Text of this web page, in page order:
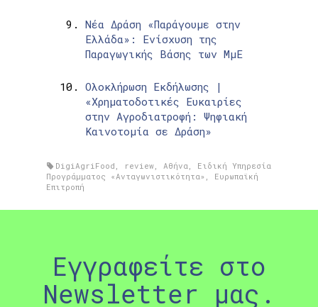
Νέα Δράση «Παράγουμε στην
Ελλάδα»: Ενίσχυση της
Παραγωγικής Βάσης των ΜμΕ
Ολοκλήρωση Εκδήλωσης |
«Χρηματοδοτικές Ευκαιρίες
στην Αγροδιατροφή: Ψηφιακή
Καινοτομία σε Δράση»
DigiAgriFood , review,Αθήνα, Ειδική Υπηρεσία
Προγράμματος «Ανταγωνιστικότητα» , Ευρωπαϊκή
Επιτροπή
Εγγραφείτε στο
Newsletter μας.